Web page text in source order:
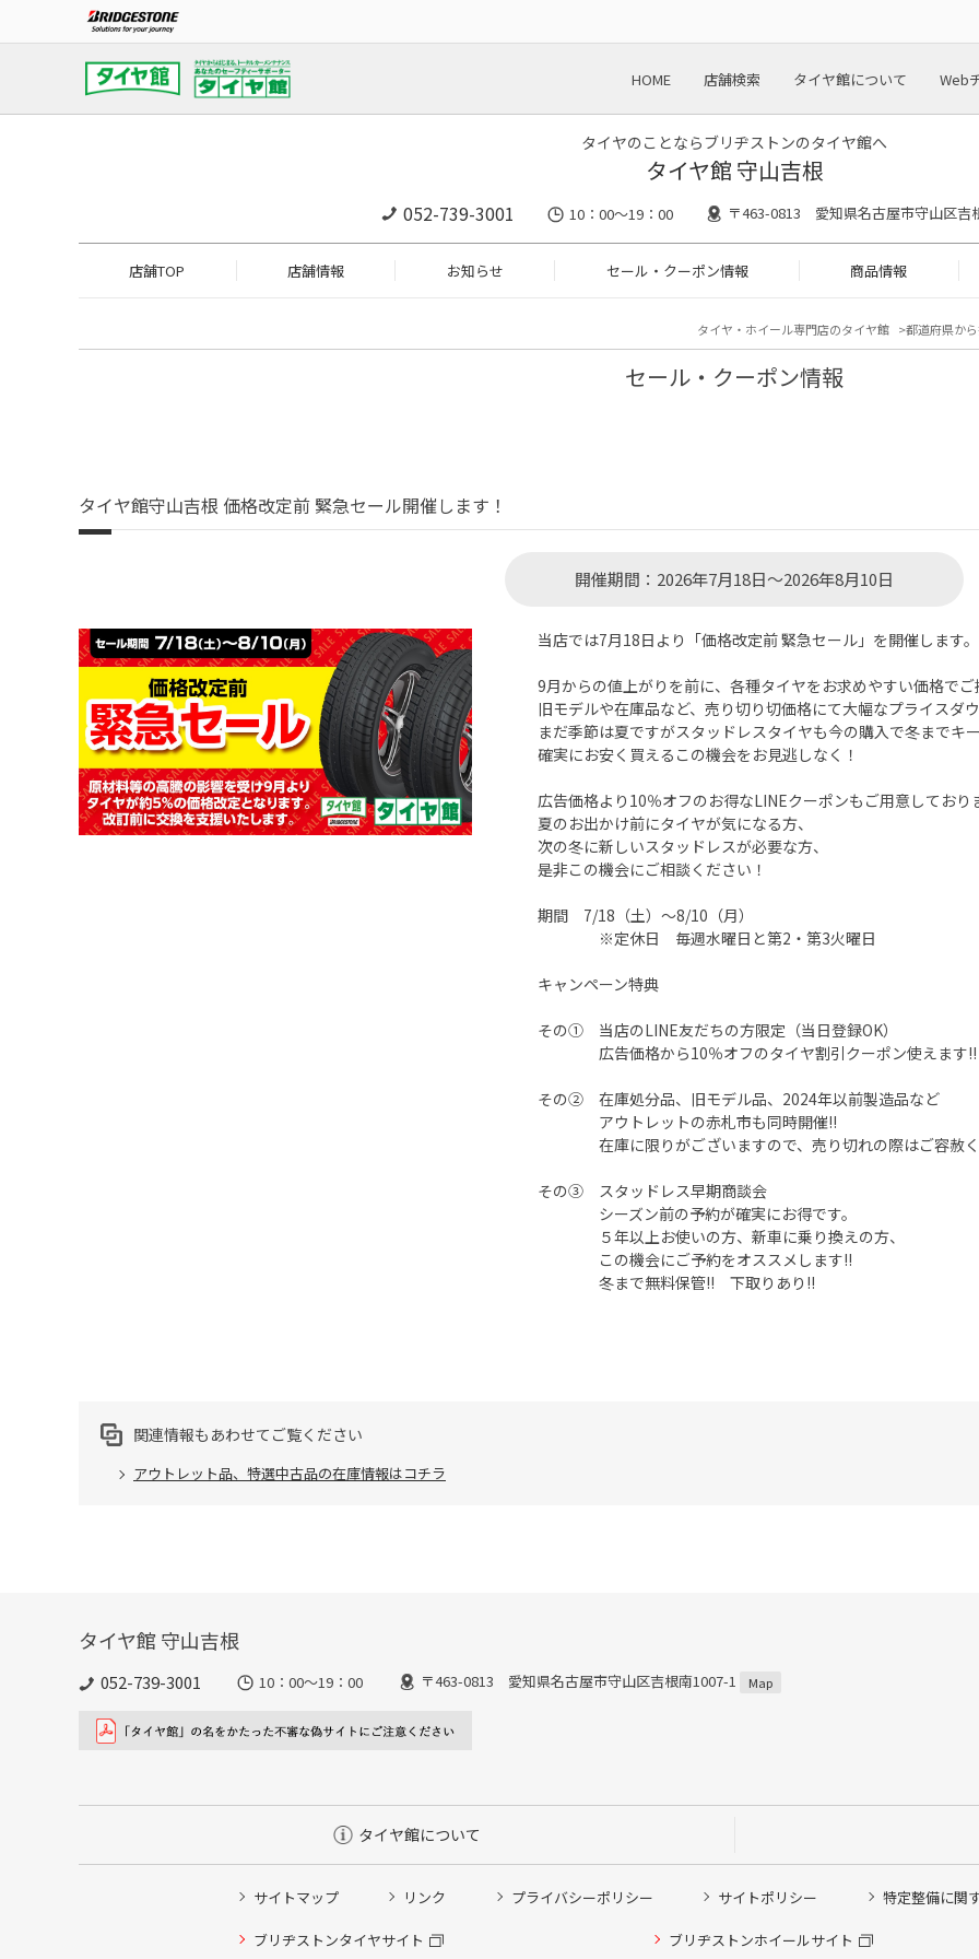
HOME 店舗検索 タイヤ館について Web
タイヤのことならブリヂストンのタイヤ館へ
タイヤ館 守山吉根
052-739-3001 10：00～19：00 〒463-0813 愛知県名古屋市守山区吉
店舗TOP 店舗情報 お知らせ セール・クーポン情報 商品情報
タイヤ・ホイール専門店のタイヤ館 都道府県か
セール・クーポン情報
タイヤ館守山吉根 価格改定前 緊急セール開催します！
開催期間：2026年7月18日～2026年8月10日
当店では7月18日より「価格改定前 緊急セール」を開催します。
9月からの値上がりを前に、各種タイヤをお求めやすい価格で
旧モデルや在庫品など、売り切り切価格にて大幅なプライスダ
まだ季節は夏ですがスタッドレスタイヤも今の購入で冬までキ
確実にお安く買えるこの機会をお見逃しなく！
広告価格より10％オフのお得なLINEクーポンもご用意しており
夏のお出かけ前にタイヤが気になる方、
次の冬に新しいスタッドレスが必要な方、
是非この機会にご相談ください！
期間 7/18（土）～8/10（月）
※定休日 毎週水曜日と第2・第3火曜日
キャンペーン特典
その① 当店のLINE友だちの方限定（当日登録OK）
広告価格から10％オフのタイヤ割引クーポン使えます!!
その② 在庫処分品、旧モデル品、2024年以前製造品など
アウトレットの赤札市も同時開催!!
在庫に限りがございますので、売り切れの際はご容赦く
その③ スタッドレス早期商談会
シーズン前の予約が確実にお得です。
５年以上お使いの方、新車に乗り換えの方、
この機会にご予約をオススメします!!
冬まで無料保管!! 下取りあり!!
関連情報もあわせてご覧ください
アウトレット品、特選中古品の在庫情報はコチラ
タイヤ館 守山吉根
052-739-3001 10：00～19：00 〒463-0813 愛知県名古屋市守山区吉根南1007-1 Map
タイヤ館について
サイトマップ リンク プライバシーポリシー サイトポリシー 特定整備に関
ブリヂストンタイヤサイト ブリヂストンホイールサイト